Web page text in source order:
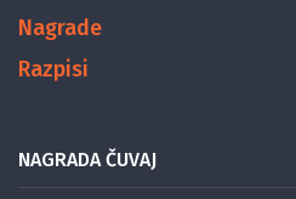
Nagrade
Razpisi
NAGRADA ČUVAJ